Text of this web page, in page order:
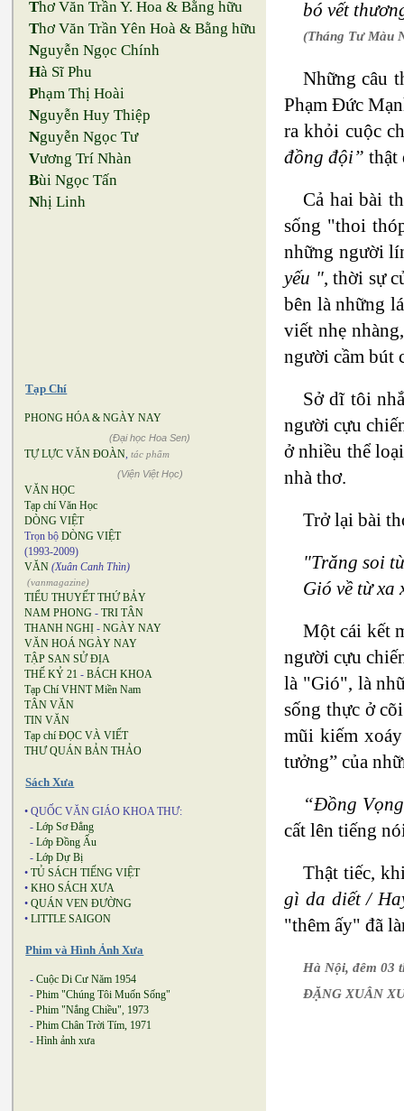
Thơ Văn Trần Y. Hoa & Bằng hữu
Thơ Văn Trần Yên Hoà & Bằng hữu
Nguyễn Ngọc Chính
Hà Sĩ Phu
Phạm Thị Hoài
Nguyễn Huy Thiệp
Nguyễn Ngọc Tư
Vương Trí Nhàn
Bùi Ngọc Tấn
Nhị Linh
Tạp Chí
PHONG HÓA & NGÀY NAY
(Đại học Hoa Sen)
TỰ LỰC VĂN ĐOÀN, tác phẩm
(Viện Việt Học)
VĂN HỌC
Tạp chí Văn Học
DÒNG VIỆT
Trọn bộ DÒNG VIỆT
(1993-2009)
VĂN (Xuân Canh Thìn)
(vanmagazine)
TIỂU THUYẾT THỨ BẢY
NAM PHONG - TRI TÂN
THANH NGHỊ - NGÀY NAY
VĂN HOÁ NGÀY NAY
TẬP SAN SỬ ĐỊA
THẾ KỶ 21 - BÁCH KHOA
Tạp Chí VHNT Miền Nam
TÂN VĂN
TIN VĂN
Tạp chí ĐỌC VÀ VIẾT
THƯ QUÁN BẢN THẢO
Sách Xưa
• QUỐC VĂN GIÁO KHOA THƯ:
- Lớp Sơ Đẳng
- Lớp Đồng Ấu
- Lớp Dự Bị
• TỦ SÁCH TIẾNG VIỆT
• KHO SÁCH XƯA
• QUÁN VEN ĐƯỜNG
• LITTLE SAIGON
Phim và Hình Ảnh Xưa
- Cuộc Di Cư Năm 1954
- Phim "Chúng Tôi Muốn Sống"
- Phim "Nắng Chiều", 1973
- Phim Chân Trời Tím, 1971
- Hình ảnh xưa
bó vết
(Tháng Tư Màu
Những câu
Phạm Đức
ra khỏi cuộc
đồng đội” thật
Cả hai bài
sống "thoi
những người
yếu ", thời sự
bên là những
viết nhẹ
người cầm bút
Sở dĩ tôi
người cựu
ở nhiều thể
nhà thơ.
Trở lại bài
"Trăng soi
Gió về từ xa
Một cái kết
người cựu
là "Gió", là
sống thực ở
mũi kiếm
tưởng” của
“Đồng
cất lên tiếng
Thật tiếc,
gì da diết /
"thêm ấy" đã
Hà Nội, đêm 03
ĐẶNG XUÂN